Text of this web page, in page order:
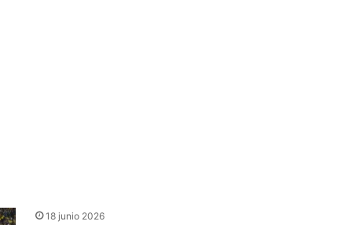
18 junio 2026